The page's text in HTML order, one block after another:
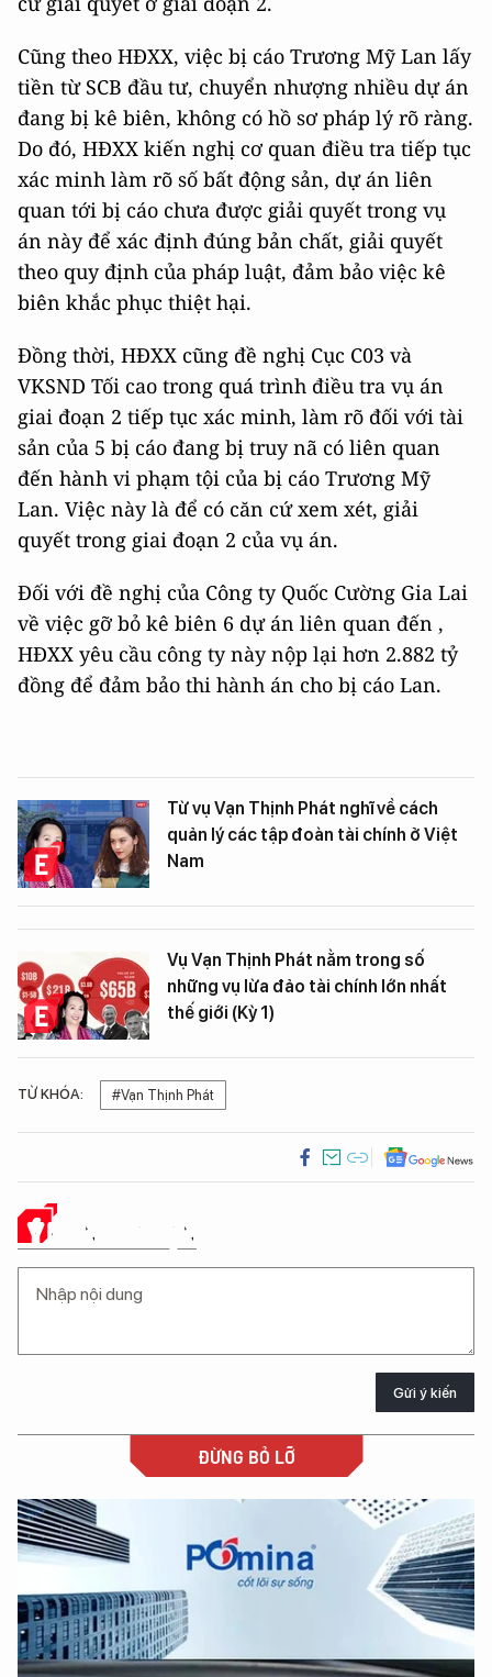
Cũng theo HĐXX, việc bị cáo Trương Mỹ Lan lấy
tiền từ SCB đầu tư, chuyển nhượng nhiều dự án
đang bị kê biên, không có hồ sơ pháp lý rõ ràng.
Do đó, HĐXX kiến nghị cơ quan điều tra tiếp tục
xác minh làm rõ số bất động sản, dự án liên
quan tới bị cáo chưa được giải quyết trong vụ
án này để xác định đúng bản chất, giải quyết
theo quy định của pháp luật, đảm bảo việc kê
biên khắc phục thiệt hại.
Đồng thời, HĐXX cũng đề nghị Cục C03 và
VKSND Tối cao trong quá trình điều tra vụ án
giai đoạn 2 tiếp tục xác minh, làm rõ đối với tài
sản của 5 bị cáo đang bị truy nã có liên quan
đến hành vi phạm tội của bị cáo Trương Mỹ
Lan. Việc này là để có căn cứ xem xét, giải
quyết trong giai đoạn 2 của vụ án.
Đối với đề nghị của Công ty Quốc Cường Gia Lai
về việc gỡ bỏ kê biên 6 dự án liên quan đến ,
HĐXX yêu cầu công ty này nộp lại hơn 2.882 tỷ
đồng để đảm bảo thi hành án cho bị cáo Lan.
Từ vụ Vạn Thịnh Phát nghĩ về cách
quản lý các tập đoàn tài chính ở Việt
Nam
Vụ Vạn Thịnh Phát nằm trong số
những vụ lừa đảo tài chính lớn nhất
thế giới (Kỳ 1)
TỪ KHÓA: #Vạn Thịnh Phát
Ý KIẾN CỦA BẠN
Gửi ý kiến
ĐỪNG BỎ LỠ